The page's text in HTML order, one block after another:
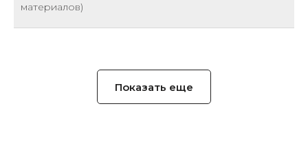
материалов)
Показать еще